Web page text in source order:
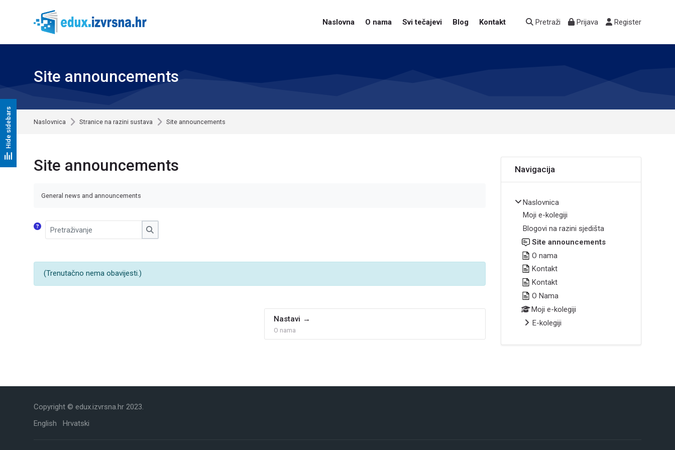
Naslovna
O nama Svi tečajevi Blog Kontakt Pretraži Prijava Register
Site announcements
Naslovnica Stranice na razini sustava Site announcements
Site announcements
General news and announcements
Pretraživanje
Pretraživanje
(Trenutačno nema obavijesti.)
Nastavi
O nama
Navigacija
Naslovnica
Moji e-kolegiji
Blogovi na razini sjedišta
Site announcements
O nama
Kontakt
Kontakt
O Nama
Moji e-kolegiji
E-kolegiji
Copyright © edux.izvrsna.hr 2023.
English
Hrvatski
Hide sidebars